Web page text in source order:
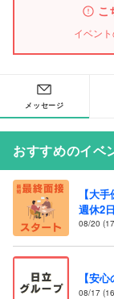
こ
イベン
メッセージ
おすすめのイベ
【大
週休2
08/20
【安
08/17